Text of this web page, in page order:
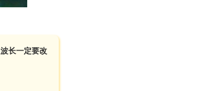
波长一定要改